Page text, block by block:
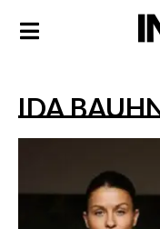
IDA